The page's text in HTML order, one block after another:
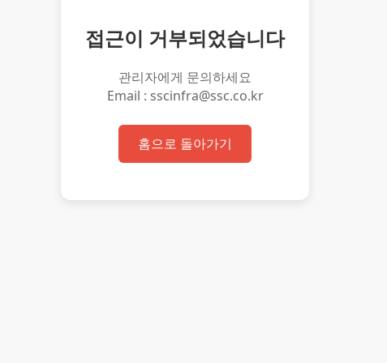
접근이 거부되었습니다
관리자에게 문의하세요
Email : sscinfra@ssc.co.kr
홈으로 돌아가기